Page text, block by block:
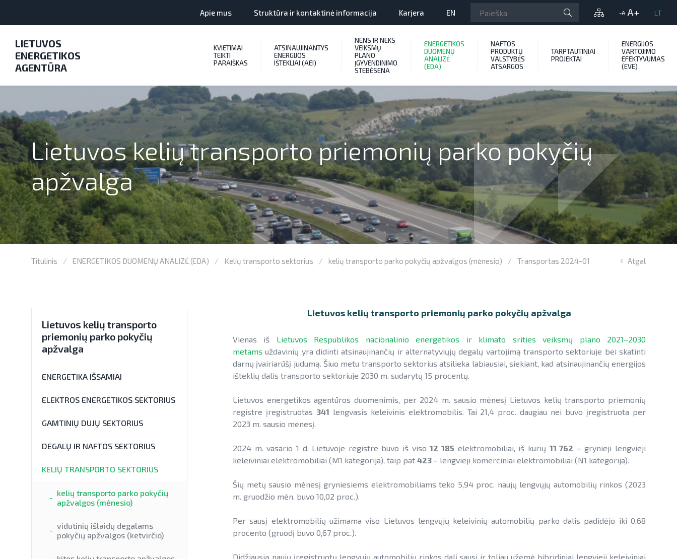
LIETUVOS
ENERGETIKOS
AGENTŪRA
Apie mus Struktūra ir kontaktinė informacija Karjera EN -A A+ LT
KVIETIMAI
TEIKTI
PARAIŠKAS
ATSINAUJINANTYS
ENERGIJOS
IŠTEKLIAI (AEI)
NENS IR NEKS
VEIKSMŲ
PLANO
ĮGYVENDINIMO
STEBĖSENA
ENERGETIKOS
DUOMENŲ
ANALIZĖ
(EDA)
NAFTOS
PRODUKTŲ
VALSTYBĖS
ATSARGOS
TARPTAUTINIAI
PROJEKTAI
ENERGIJOS
VARTOJIMO
EFEKTYVUMAS
(EVE)
Lietuvos kelių transporto priemonių parko pokyčių
apžvalga
Titulinis ENERGETIKOS DUOMENŲ ANALIZĖ (EDA) Kelių transporto sektorius kelių transporto parko pokyčių apžvalgos (mėnesio) Transportas 2024-01 Atgal
Lietuvos kelių transporto
priemonių parko pokyčių
apžvalga
ENERGETIKA IŠSAMIAI
ELEKTROS ENERGETIKOS SEKTORIUS
GAMTINIŲ DUJŲ SEKTORIUS
DEGALŲ IR NAFTOS SEKTORIUS
KELIŲ TRANSPORTO SEKTORIUS
kelių transporto parko pokyčių
apžvalgos (mėnesio)
vidutinių išlaidų degalams
pokyčių apžvalgos (ketvirčio)
Lietuvos kelių transporto priemonių parko pokyčių apžvalga
Vienas iš Lietuvos Respublikos nacionalinio energetikos ir klimato srities veiksmų plano 2021–2030
metams uždavinių yra didinti atsinaujinančių ir alternatyviųjų degalų vartojimą transporto sektoriuje bei skatinti
darnų įvairiarūšį judumą. Šiuo metu transporto sektorius atsilieka labiausiai, siekiant, kad atsinaujinančių energijos
išteklių dalis transporto sektoriuje 2030 m. sudarytų 15 procentų.
Lietuvos energetikos agentūros duomenimis, per 2024 m. sausio mėnesį Lietuvos kelių transporto priemonių
registre įregistruotas 341 lengvasis keleivinis elektromobilis. Tai 21,4 proc. daugiau nei buvo įregistruota per
2023 m. sausio mėnesį.
2024 m. vasario 1 d. Lietuvoje registre buvo iš viso12 185 elektromobiliai, iš kurių 11 762 – grynieji lengvieji
keleiviniai elektromobiliai (M1 kategorija), taip pat 423 – lengvieji komerciniai elektromobiliai (N1 kategorija).
Šių metų sausio mėnesį gryniesiems elektromobiliams teko 5,94 proc. naujų lengvųjų automobilių rinkos (2023
m. gruodžio mėn. buvo 10,02 proc.).
Per sausį elektromobilių užimama viso Lietuvos lengvųjų keleivinių automobilių parko dalis padidėjo iki 0,68
procento (gruodį buvo 0,67 proc.).
Didžiausią naujų įregistruotų lengvųjų automobilių rinkos dalį sausį ir toliau užėmė hibridiniai lengvieji keleiviniai